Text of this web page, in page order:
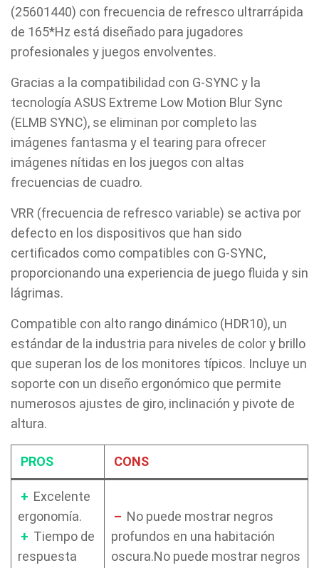
(25601440) con frecuencia de refresco ultrarrápida
de 165*Hz está diseñado para jugadores
profesionales y juegos envolventes.
Gracias a la compatibilidad con G-SYNC y la
tecnología ASUS Extreme Low Motion Blur Sync
(ELMB SYNC), se eliminan por completo las
imágenes fantasma y el tearing para ofrecer
imágenes nítidas en los juegos con altas
frecuencias de cuadro.
VRR (frecuencia de refresco variable) se activa por
defecto en los dispositivos que han sido
certificados como compatibles con G-SYNC,
proporcionando una experiencia de juego fluida y sin
lágrimas.
Compatible con alto rango dinámico (HDR10), un
estándar de la industria para niveles de color y brillo
que superan los de los monitores típicos. Incluye un
soporte con un diseño ergonómico que permite
numerosos ajustes de giro, inclinación y pivote de
altura.
PROS CONS
+ Excelente
ergonomía.
+ Tiempo de
respuesta
– No puede mostrar negros
profundos en una habitación
oscura.No puede mostrar negros